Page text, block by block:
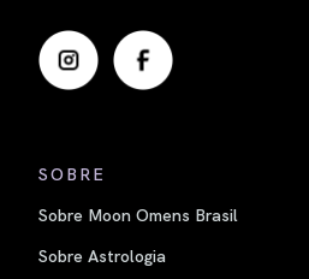
SOBRE
Sobre Moon Omens Brasil
Sobre Astrologia